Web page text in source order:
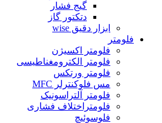
گیج فشار
دتکتور گاز
ابزار دقیق wise
فلومتر
فلومتر اکسیژن
فلومتر الکترومغناطیسی
فلومتر ورتکس
مس فلوکنترلر MFC
فلومتر آلتراسونیک
فلومتراختلاف فشاری
فلوسوئیچ